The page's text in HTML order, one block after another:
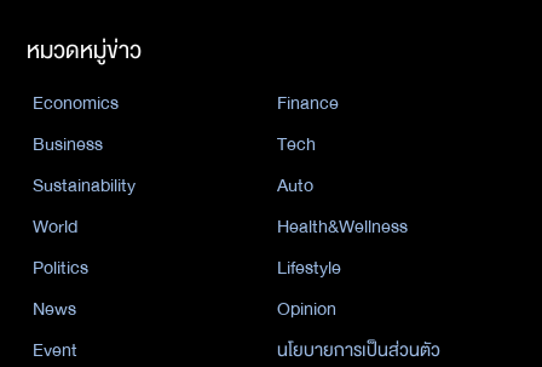
หมวดหมู่ข่าว
Economics
Finance
Business
Tech
Sustainability
Auto
World
Health&Wellness
Politics
Lifestyle
News
Opinion
Event
นโยบายการเป็นส่วนตัว